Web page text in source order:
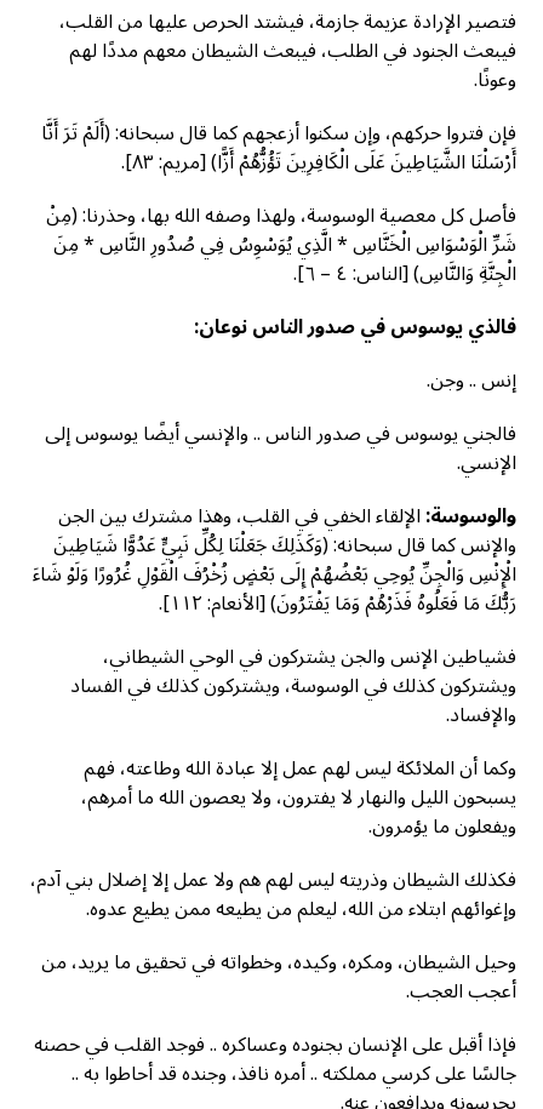
فتصير الإرادة عزيمة جازمة، فيشتد الحرص عليها من القلب،
فيبعث الجنود في الطلب، فيبعث الشيطان معهم مددًا لهم
وعونًا.
فإن فتروا حركهم، وإن سكنوا أزعجهم كما قال سبحانه: (أَلَمْ تَرَ أَنَّا
أَرْسَلْنَا الشَّيَاطِينَ عَلَى الْكَافِرِينَ تَؤُزُّهُمْ أَزًّا) [مريم: ٨٣].
فأصل كل معصية الوسوسة، ولهذا وصفه الله بها، وحذرنا: (مِنْ
شَرِّ الْوَسْوَاسِ الْخَنَّاسِ * الَّذِي يُوَسْوِسُ فِي صُدُورِ النَّاسِ * مِنَ
الْجِنَّةِ وَالنَّاسِ) [الناس: ٤ – ٦].
فالذي يوسوس في صدور الناس نوعان:
إنس .. وجن.
فالجني يوسوس في صدور الناس .. والإنسي أيضًا يوسوس إلى
الإنسي.
والوسوسة:الإلقاء الخفي في القلب، وهذا مشترك بين الجن
والإنس كما قال سبحانه: (وَكَذَلِكَ جَعَلْنَا لِكُلِّ نَبِيٍّ عَدُوًّا شَيَاطِينَ
الْإِنْسِ وَالْجِنِّ يُوحِي بَعْضُهُمْ إِلَى بَعْضٍ زُخْرُفَ الْقَوْلِ غُرُورًا وَلَوْ شَاءَ
رَبُّكَ مَا فَعَلُوهُ فَذَرْهُمْ وَمَا يَفْتَرُونَ) [الأنعام: ١١٢].
فشياطين الإنس والجن يشتركون في الوحي الشيطاني،
ويشتركون كذلك في الوسوسة، ويشتركون كذلك في الفساد
والإفساد.
وكما أن الملائكة ليس لهم عمل إلا عبادة الله وطاعته، فهم
يسبحون الليل والنهار لا يفترون، ولا يعصون الله ما أمرهم،
ويفعلون ما يؤمرون.
فكذلك الشيطان وذريته ليس لهم هم ولا عمل إلا إضلال بني آدم،
وإغوائهم ابتلاء من الله، ليعلم من يطيعه ممن يطيع عدوه.
وحيل الشيطان، ومكره، وكيده، وخطواته في تحقيق ما يريد، من
أعجب العجب.
فإذا أقبل على الإنسان بجنوده وعساكره .. فوجد القلب في حصنه
جالسًا على كرسي مملكته .. أمره نافذ، وجنده قد أحاطوا به ..